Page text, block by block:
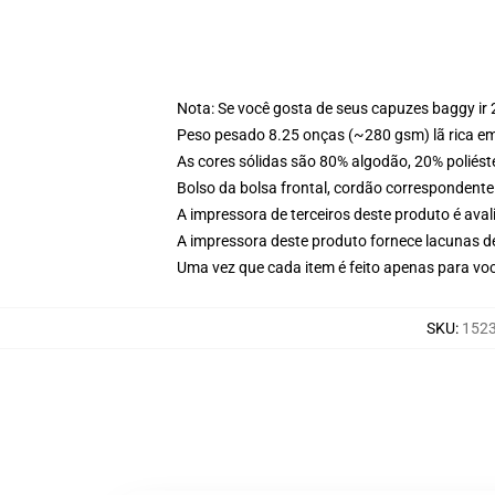
Nota: Se você gosta de seus capuzes baggy
Peso pesado 8.25 onças (~280 gsm) lã rica
As cores sólidas são 80% algodão, 20%
Bolso da bolsa frontal, cordão
A impressora de terceiros deste produto é
A impressora deste produto fornece lacunas
Uma vez que cada item é feito apenas para
SKU: